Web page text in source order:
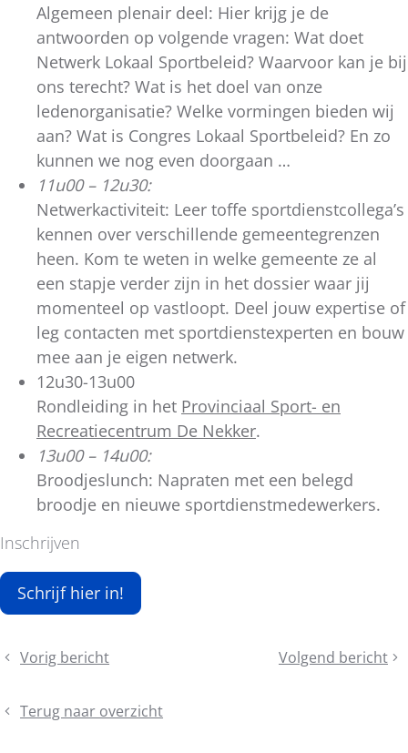
Algemeen plenair deel: Hier krijg je de
antwoorden op volgende vragen: Wat doet
Netwerk Lokaal Sportbeleid? Waarvoor kan je bij
ons terecht? Wat is het doel van onze
ledenorganisatie? Welke vormingen bieden wij
aan? Wat is Congres Lokaal Sportbeleid? En zo
kunnen we nog even doorgaan …
11u00 – 12u30:
Netwerkactiviteit: Leer toffe sportdienstcollega’s
kennen over verschillende gemeentegrenzen
heen. Kom te weten in welke gemeente ze al
een stapje verder zijn in het dossier waar jij
momenteel op vastloopt. Deel jouw expertise of
leg contacten met sportdienstexperten en bouw
mee aan je eigen netwerk.
12u30-13u00
Rondleiding in het Provinciaal Sport- en
Recreatiecentrum De Nekker.
13u00 – 14u00:
Broodjeslunch: Napraten met een belegd
broodje en nieuwe sportdienstmedewerkers.
Inschrijven
Schrijf hier in!
Deel
bericht
Vorig bericht
Het
2025
Volgend bericht
Groen-
Terug naar overzicht